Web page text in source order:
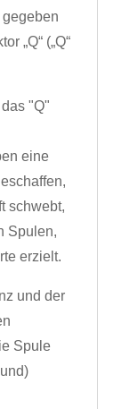
„Q“ („Q“
"Q"
eine
schwebt,
Spulen,
erzielt.
und der
Spule